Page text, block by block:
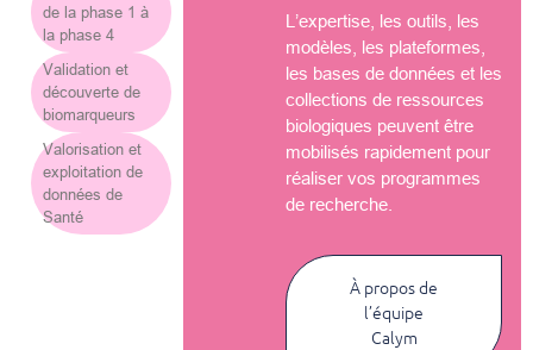
de la phase 1 à
la phase 4
Validation et
découverte de
biomarqueurs
Valorisation et
exploitation de
données de
Santé
L’expertise, les outils, les
modèles, les plateformes,
les bases de données et les
collections de ressources
biologiques peuvent être
mobilisés rapidement pour
réaliser vos programmes
de recherche.
À propos de
l’équipe
Calym